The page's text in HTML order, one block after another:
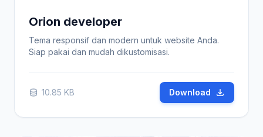
Orion developer
Tema responsif dan modern untuk website Anda.
Siap pakai dan mudah dikustomisasi.
10.85 KB Download